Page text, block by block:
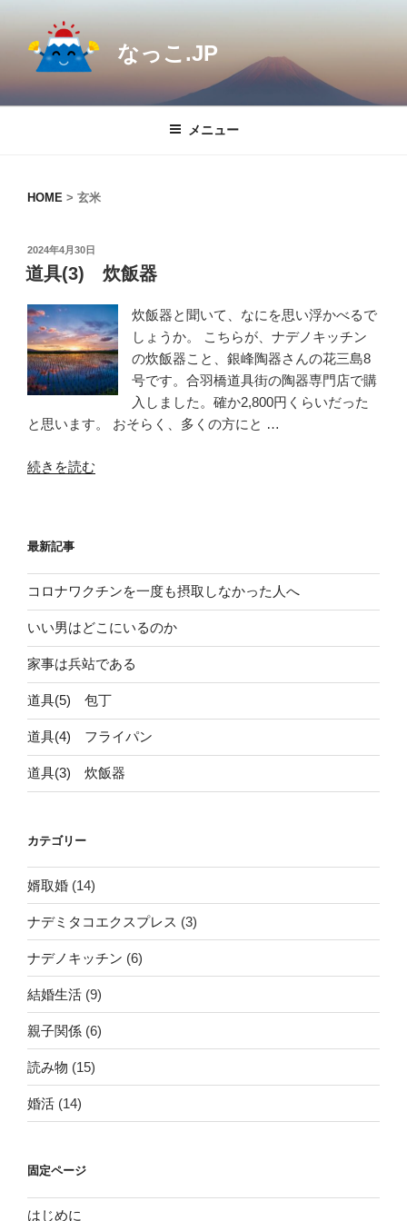
なっこ.JP
メニュー
HOME > 玄米
投
稿
日:
2024年4月30日
道具(3) 炊飯器
炊飯器と聞いて、なにを思い浮かべるで
しょうか。 こちらが、ナデノキッチン
の炊飯器こと、銀峰陶器さんの花三島8
号です。合羽橋道具街の陶器専門店で購
入しました。確か2,800円くらいだった
と思います。 おそらく、多くの方にと …
“道
飯
器”
の
続きを読む
最新記事
コロナワクチンを一度も摂取しなかった人へ
いい男はどこにいるのか
家事は兵站である
道具(5) 包丁
道具(4) フライパン
道具(3) 炊飯器
カテゴリー
婿取婚 (14)
ナデミタコエクスプレス (3)
ナデノキッチン (6)
結婚生活 (9)
親子関係 (6)
読み物 (15)
婚活 (14)
固定ページ
はじめに